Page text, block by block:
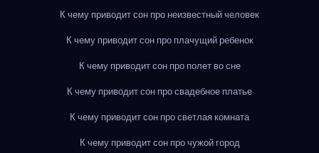
К чему приводит сон про неизвестный человек
К чему приводит сон про плачущий ребенок
К чему приводит сон про полет во сне
К чему приводит сон про свадебное платье
К чему приводит сон про светлая комната
К чему приводит сон про чужой город